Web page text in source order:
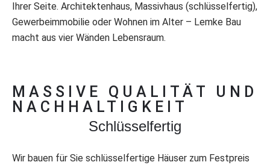
Ihrer Seite. Architektenhaus, Massivhaus (schlüsselfertig),
Gewerbeimmobilie oder Wohnen im Alter – Lemke Bau
macht aus vier Wänden Lebensraum.
MASSIVE QUALITÄT UND
NACHHALTIGKEIT
Schlüsselfertig
Wir bauen für Sie schlüsselfertige Häuser zum Festpreis